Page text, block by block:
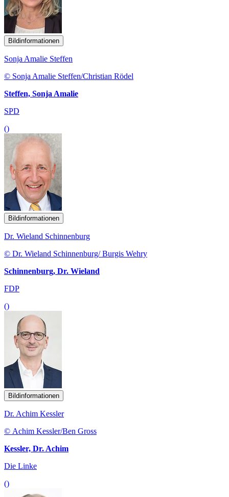
Bildinformationen
Sonja Amalie Steffen
© Sonja Amalie Steffen/Christian Rödel
Steffen, Sonja Amalie
SPD
()
Bildinformationen
Dr. Wieland Schinnenburg
© Dr. Wieland Schinnenburg/ Burgis Wehry
Schinnenburg, Dr. Wieland
FDP
()
Bildinformationen
Dr. Achim Kessler
© Achim Kessler/Ben Gross
Kessler, Dr. Achim
Die Linke
()